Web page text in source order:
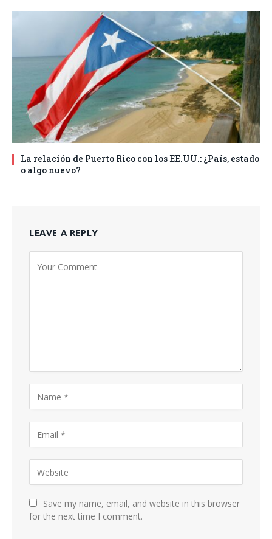
La relación de Puerto Rico con los EE.UU.: ¿País, estado
o algo nuevo?
LEAVE A REPLY
Save my name, email, and website in this browser
for the next time I comment.